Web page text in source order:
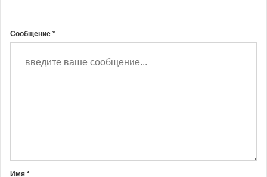
Сообщение *
Имя *